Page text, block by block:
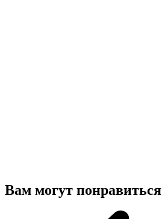
Вам могут понравиться